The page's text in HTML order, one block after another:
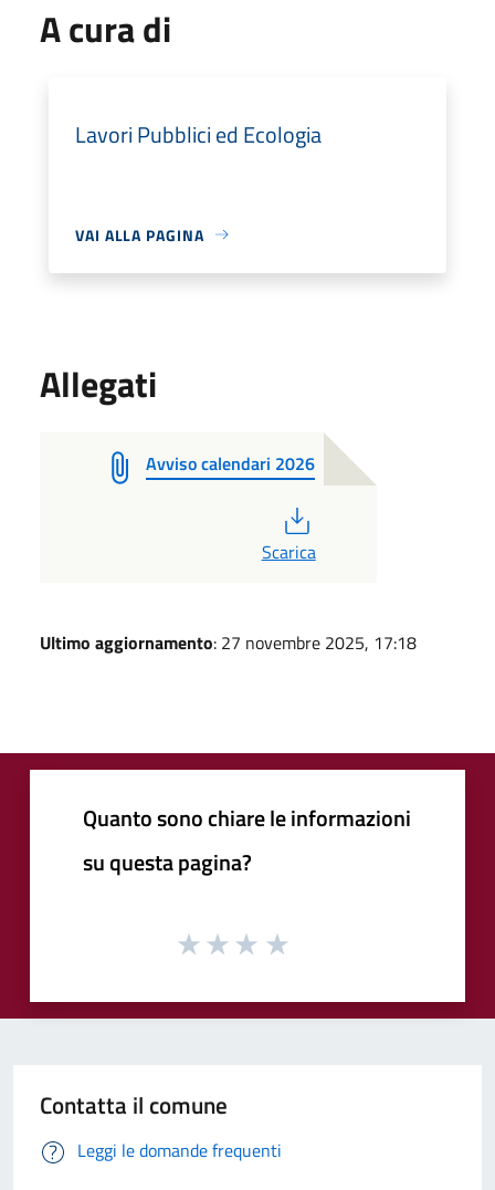
A cura di
Lavori Pubblici ed Ecologia
VAI ALLA PAGINA
Allegati
Avviso calendari 2026
Scarica
Ultimo aggiornamento: 27 novembre 2025, 17:18
Quanto sono chiare le informazioni
su questa pagina?
Contatta il comune
Leggi le domande frequenti